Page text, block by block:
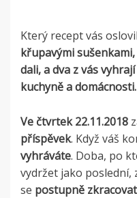
Který recept vás
křupavými
dali, a dva z vás
kuchyně a domácnosti.
Ve čtvrtek 22.11.2018
příspěvek. Když váš
vyhráváte. Doba, po
vydržet jako poslední,
se postupně zkracovat